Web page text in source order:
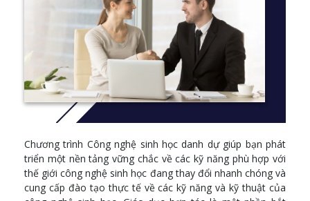
hai năm học thuật và hợp tác làm việc. Một số ứng dụng của
công nghệ sinh học bao gồm kỹ thuật di truyền của cây lương
thực để kháng bệnh hoặc sâu bệnh, tạo ra các loại thuốc mới và
trong lĩnh vực môi trường, phát triển vi khuẩn tiêu thụ hóa chất
độc hại và giảm ô nhiễm.
Thông tin chi tiếttại đây
CHEM 123 - Thermodynamics, Kinetics and Organic
Chemistry
BIOL 112 - Biology of the Cell
MATH 102 - Differential Calculus with Applications to Life
Chương trình Công nghệ sinh học danh dự giúp bạn phát
triển một nền tảng vững chắc về các kỹ năng phù hợp với
thế giới công nghệ sinh học đang thay đổi nhanh chóng và
cung cấp đào tạo thực tế về các kỹ năng và kỹ thuật của